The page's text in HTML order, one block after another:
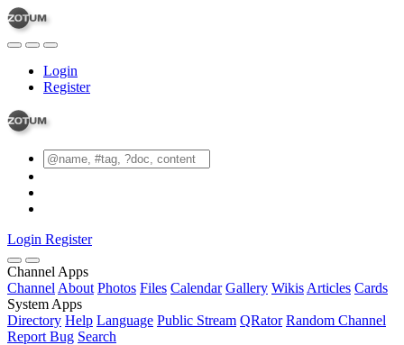
Login
Register
Login Register
Channel Apps
Channel About Photos Files Calendar Gallery Wikis Articles Cards
System Apps
Directory Help Language Public Stream QRator Random Channel
Report Bug Search